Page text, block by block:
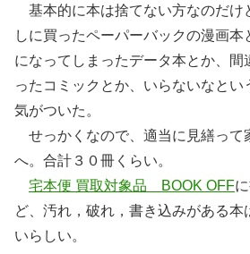
基本的に本は捨てない方なのだけ
しに買ったペーパーバックの漫画
になってしまったデータ本とか、間
ったコミックとか、いらないなとい
気がついた。
せっかくなので、適当に見繕って
へ。合計３０冊くらい。
宅本便 買取対象品 BOOK OFF
ど、汚れ，破れ，書き込みがある本
いらしい。